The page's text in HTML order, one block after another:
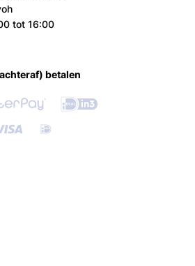
tot 16:00
betalen